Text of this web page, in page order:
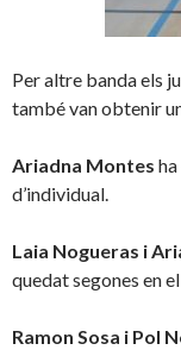
Per altre banda els
també van obtenir
Ariadna Montes
d’individual.
Laia Nogueras i
quedat segones en
Ramon Sosa i Pol